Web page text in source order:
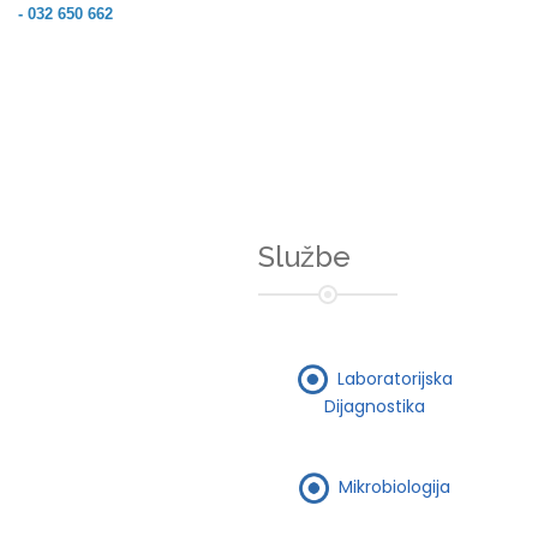
- 032 650 662
Službe
Laboratorijska
Dijagnostika
Mikrobiologija